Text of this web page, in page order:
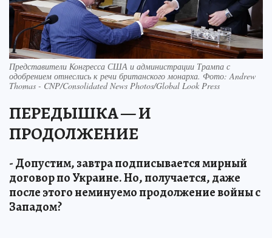
Представители Конгресса США и администрации Трампа с
одобрением отнеслись к речи британского монарха. Фото: Andrew
Thomas - CNP/Consolidated News Photos/Global Look Press
ПЕРЕДЫШКА — И
ПРОДОЛЖЕНИЕ
- Допустим, завтра подписывается мирный
договор по Украине. Но, получается, даже
после этого неминуемо продолжение войны с
Западом?